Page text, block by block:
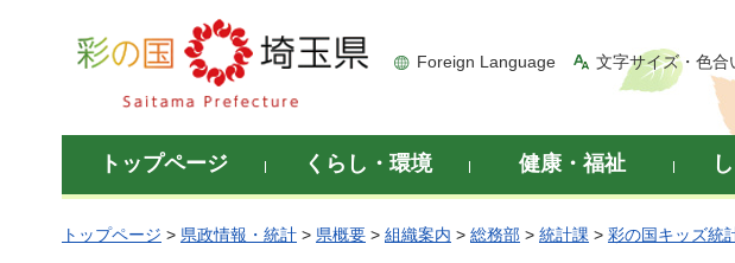
彩の国 埼玉県
Foreign Language 文字サイズ・色合
トップページ くらし・環境 健康・福祉
トップページ > 県政情報・統計 > 県概要 > 組織案内 > 総務部 > 統計課 > 彩の国キッズ統